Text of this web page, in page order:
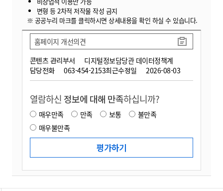
변형 등 2차적 저작물 작성 금지
※ 공공누리 마크를 클릭하시면 상세내용을 확인 하실 수 있습니다.
콘텐츠 관리부서
디지털정보담당관 데이터정책계
담당전화
063-454-2153최근수정일 2026-08-03
홈페이지 개선의견
열람하신 정보에 대해 만족하십니까?
매우만족 만족 보통
불만족
매우불만족